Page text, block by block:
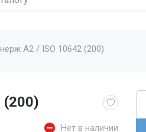
A2 / ISO 10642 (200)
(200)
Нет в наличии